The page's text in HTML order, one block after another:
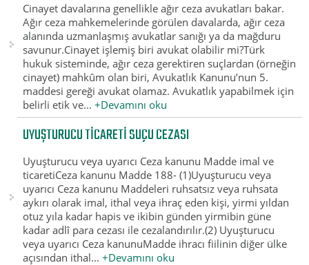
Cinayet davalarına genellikle ağır ceza avukatları bakar.
Ağır ceza mahkemelerinde görülen davalarda, ağır ceza
alanında uzmanlaşmış avukatlar sanığı ya da mağduru
savunur.Cinayet işlemiş biri avukat olabilir mi?Türk
hukuk sisteminde, ağır ceza gerektiren suçlardan (örneğin
cinayet) mahkûm olan biri, Avukatlık Kanunu’nun 5.
maddesi gereği avukat olamaz. Avukatlık yapabilmek için
belirli etik ve...+Devamını oku
UYUŞTURUCU TICARETI SUÇU CEZASI
Uyuşturucu veya uyarıcı Ceza kanunu Madde imal ve
ticaretiCeza kanunu Madde 188- (1)Uyuşturucu veya
uyarıcı Ceza kanunu Maddeleri ruhsatsız veya ruhsata
aykırı olarak imal, ithal veya ihraç eden kişi, yirmi yıldan
otuz yıla kadar hapis ve ikibin günden yirmibin güne
kadar adlî para cezası ile cezalandırılır.(2) Uyuşturucu
veya uyarıcı Ceza kanunuMadde ihracı fiilinin diğer ülke
açısından ithal...+Devamını oku